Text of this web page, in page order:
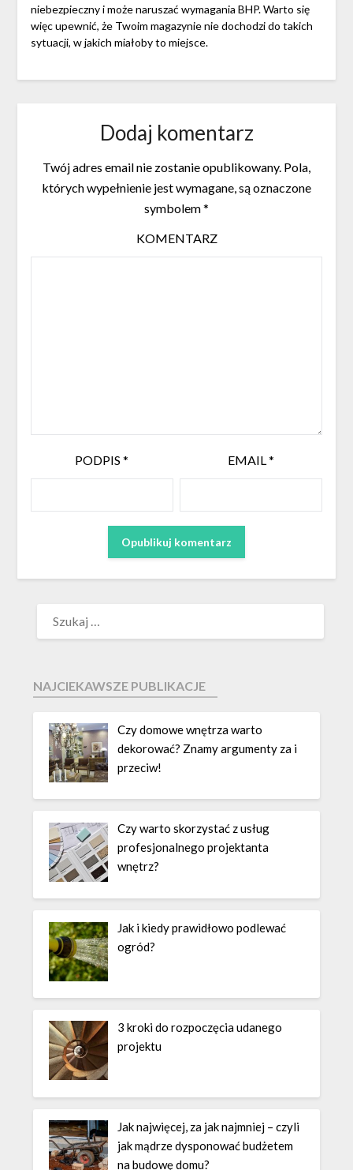
niebezpieczny i może naruszać wymagania BHP. Warto się
więc upewnić, że Twoim magazynie nie dochodzi do takich
sytuacji, w jakich miałoby to miejsce.
Dodaj komentarz
Twój adres email nie zostanie opublikowany. Pola,
których wypełnienie jest wymagane, są oznaczone
symbolem*
KOMENTARZ
PODPIS* EMAIL*
NAJCIEKAWSZE PUBLIKACJE
Czy domowe wnętrza warto
dekorować? Znamy argumenty za i
przeciw!
Czy warto skorzystać z usług
profesjonalnego projektanta
wnętrz?
Jak i kiedy prawidłowo podlewać
ogród?
3 kroki do rozpoczęcia udanego
projektu
Jak najwięcej, za jak najmniej – czyli
jak mądrze dysponować budżetem
na budowę domu?